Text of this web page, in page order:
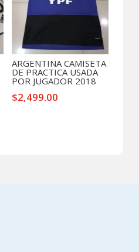
ARGENTINA CAMISETA
DE PRACTICA USADA
POR JUGADOR 2018
$2,499.00